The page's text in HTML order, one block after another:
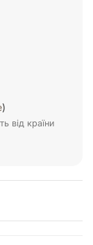
)
від країни